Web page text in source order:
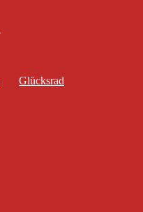
Glücksrad